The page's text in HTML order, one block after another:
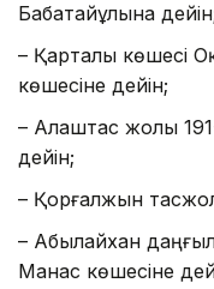
Бабатайұлына
– Қарталы көшесі
көшесіне дейін;
– Алаштас жолы
дейін;
– Қорғалжын
– Абылайхан
Манас көшесіне